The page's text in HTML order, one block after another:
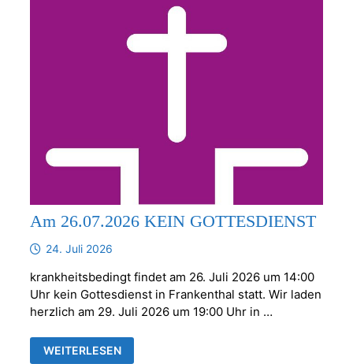
Am 26.07.2026 KEIN GOTTESDIENST
24. Juli 2026
krankheitsbedingt findet am 26. Juli 2026 um 14:00
Uhr kein Gottesdienst in Frankenthal statt. Wir laden
herzlich am 29. Juli 2026 um 19:00 Uhr in …
AM
26.07.2026
WEITERLESEN